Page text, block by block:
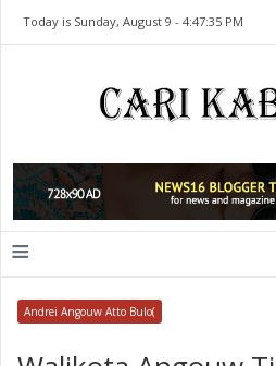
Today is Sunday, August 9 -4:47:35 PM
≡
Andrei Angouw Atto Bulo(